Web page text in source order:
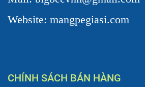
Website: mangpegiasi.com
CHÍNH SÁCH BÁN HÀNG